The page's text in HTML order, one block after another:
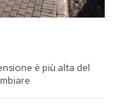
è più alta del